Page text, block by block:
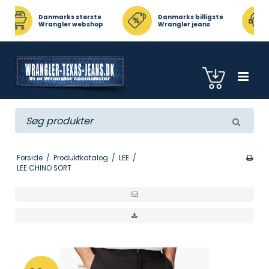
største
webshop
Danmarks billigste
Wrangler jeans
Kundeservice
Telefon 23471817
Forside / Produktkatalog / LEE /
LEE CHINO SORT